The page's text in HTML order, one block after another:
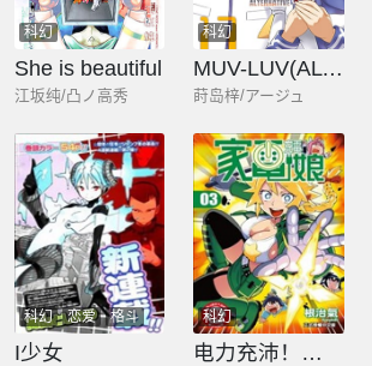
科幻
She is beautiful
江坂纯/凸ノ高秀
科幻
MUV-LUV(ALTERNATIVE)
莳岛梓/アージュ
科幻 恋爱 格斗
I少女
科幻
电力充沛！！家电美眉